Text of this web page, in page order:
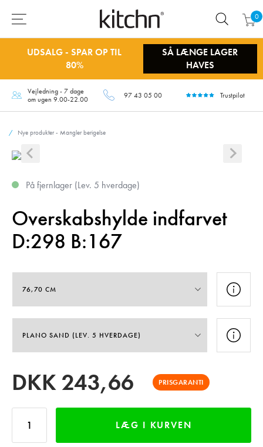
0
UDSALG - SPAR OP TIL
80%
SÅ LÆNGE LAGER
HAVES
Vejledning - 7 dage
om ugen 9.00-22.00
97 43 05 00 Trustpilot
Nye produkter - Mangler berigelse
På fjernlager (Lev. 5 hverdage)
Overskabshylde indfarvet
D:298 B:167
DKK 243,66 PRISGARANTI
LÆG I KURVEN